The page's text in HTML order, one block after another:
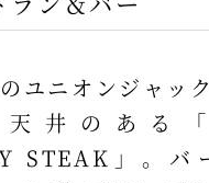
ユニオンジャッ
井のある「
STEAK」。バ